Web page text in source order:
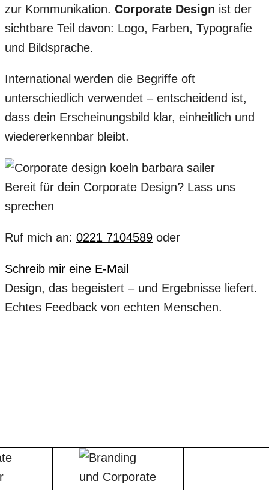
zur Kommunikation. Corporate Design ist der
sichtbare Teil davon: Logo, Farben, Typografie
und Bildsprache.
International werden die Begriffe oft
unterschiedlich verwendet – entscheidend ist,
dass dein Erscheinungsbild klar, einheitlich und
wiedererkennbar bleibt.
Bereit für dein Corporate Design? Lass uns
sprechen
Ruf mich an: 0221 7104589 oder
Schreib mir eine E-Mail
Design, das begeistert – und Ergebnisse liefert.
Echtes Feedback von echten Menschen.